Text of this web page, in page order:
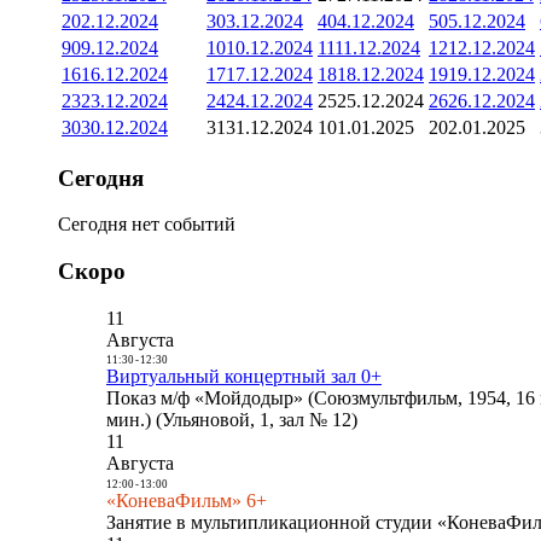
202.12.2024 303.12.2024 404.12.2024 505.12.2024
909.12.2024 1010.12.2024 1111.12.2024 1212.12.2024
1616.12.2024 1717.12.2024 1818.12.2024 1919.12.2024
2323.12.2024 2424.12.2024 2525.12.2024 2626.12.2024
3030.12.2024 3131.12.2024 101.01.2025 202.01.2025
Сегодня
Сегодня нет событий
Скоро
11
Августа
11:30- 12:30
Виртуальный концертный зал 0+
Показ м/ф «Мойдодыр» (Союзмультфильм, 1954,
мин.) (Ульяновой, 1, зал № 12)
11
Августа
12:00- 13:00
«КоневаФильм» 6+
Занятие в мультипликационной студии